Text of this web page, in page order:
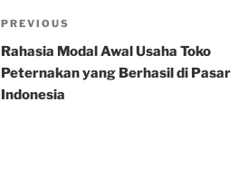
Post
navigation
Previous
Post
PREVIOUS
Rahasia Modal Awal Usaha Toko
Peternakan yang Berhasil di Pasar
Indonesia